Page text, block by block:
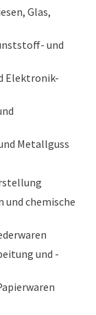
Glas,
und
Elektronik-
Metallguss
und chemische
und -